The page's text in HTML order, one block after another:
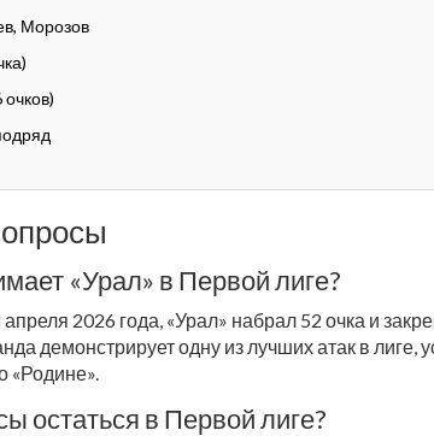
Морозов
«Урал» в Первой лиге?
2026 года, «Урал» набрал 52 очка и
демонстрирует одну из лучших атак в лиге,
«Родине».
остаться в Первой лиге?